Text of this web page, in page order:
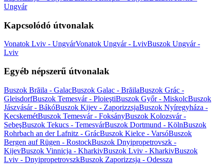
Ungvár
Kapcsolódó útvonalak
Vonatok Lviv - UngvárVonatok Ungvár - LvivBuszok Ungvár -
Lviv
Egyéb népszerű útvonalak
Buszok Brăila - GalacBuszok Galac - BrăilaBuszok Grác -
GleisdorfBuszok Temesvár - PloieştiBuszok Győr - MiskolcBuszok
Jászvásár - BákóBuszok Kijev - ZaporizzsjaBuszok Nyíregyháza -
KecskemétBuszok Temesvár - FoksányBuszok Kolozsvár -
SebeşBuszok Tekucs - TemesvárBuszok Dortmund - KölnBuszok
Rohrbach an der Lafnitz - GrácBuszok Kielce - VarsóBuszok
Bergen auf Rügen - RostockBuszok Dnyipropetrovszk -
KijevBuszok Vinnicja - KharkivBuszok Lviv - KharkivBuszok
Lviv - DnyipropetrovszkBuszok Zaporizzsja - Odessza